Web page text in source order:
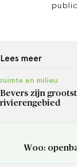
Lees meer
ruimte en milieu
Bevers zijn
rivierengebied
Woo: